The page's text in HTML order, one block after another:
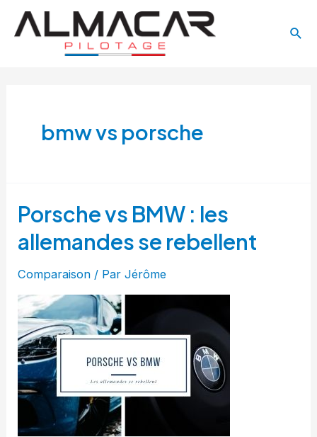
Aller
bmw vs porsche
Porsche vs BMW : les
allemandes se rebellent
Comparaison / ParJérôme